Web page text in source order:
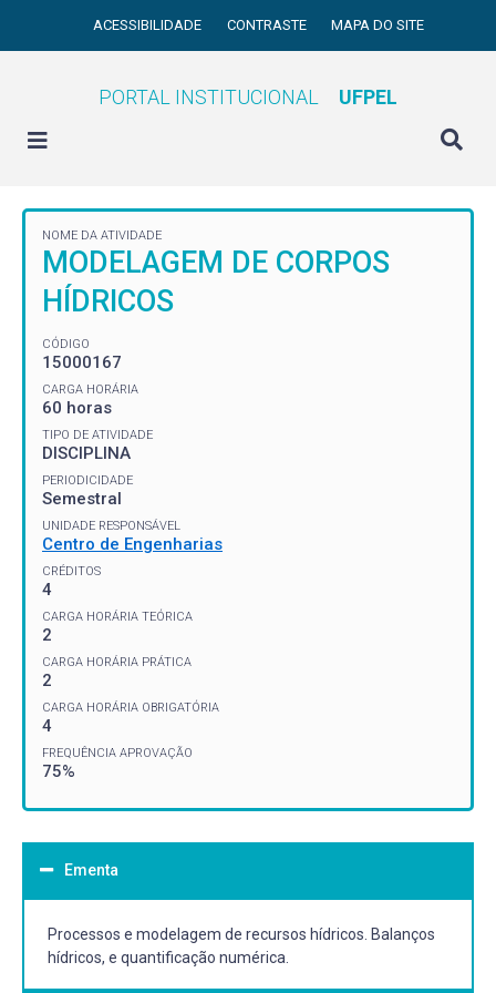
ACESSIBILIDADE CONTRASTE MAPA DO SITE
PORTAL INSTITUCIONAL UFPEL
NOME DA ATIVIDADE
MODELAGEM DE CORPOS
HÍDRICOS
CÓDIGO
15000167
CARGA HORÁRIA
60 horas
TIPO DE ATIVIDADE
DISCIPLINA
PERIODICIDADE
Semestral
UNIDADE RESPONSÁVEL
Centro de Engenharias
CRÉDITOS
4
CARGA HORÁRIA TEÓRICA
2
CARGA HORÁRIA PRÁTICA
2
CARGA HORÁRIA OBRIGATÓRIA
4
FREQUÊNCIA APROVAÇÃO
75%
Ementa
Processos e modelagem de recursos hídricos. Balanços
hídricos, e quantificação numérica.